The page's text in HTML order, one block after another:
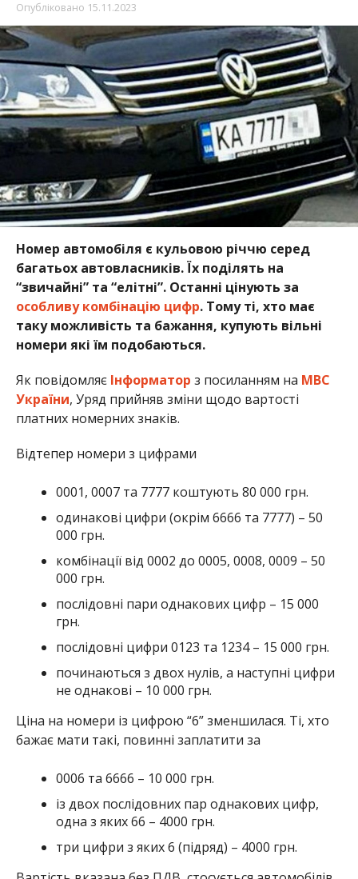
Опубліковано 15.11.2023
Номер автомобіля є кульовою річчю серед
багатьох автовласників. Їх поділять на
“звичайні” та “елітні”. Останні цінують за
особливу комбінацію цифр. Тому ті, хто має
таку можливість та бажання, купують вільні
номери які їм подобаються.
Як повідомляє Інформатор з посиланням на МВС
України, Уряд прийняв зміни щодо вартості
платних номерних знаків.
Відтепер номери з цифрами
0001, 0007 та 7777 коштують 80 000 грн.
одинакові цифри (окрім 6666 та 7777) – 50
000 грн.
комбінації від 0002 до 0005, 0008, 0009 – 50
000 грн.
послідовні пари однакових цифр – 15 000
грн.
послідовні цифри 0123 та 1234 – 15 000 грн.
починаються з двох нулів, а наступні цифри
не однакові – 10 000 грн.
Ціна на номери із цифрою “6” зменшилася. Ті, хто
бажає мати такі, повинні заплатити за
0006 та 6666 – 10 000 грн.
із двох послідовних пар однакових цифр,
одна з яких 66 – 4000 грн.
три цифри з яких 6 (підряд) – 4000 грн.